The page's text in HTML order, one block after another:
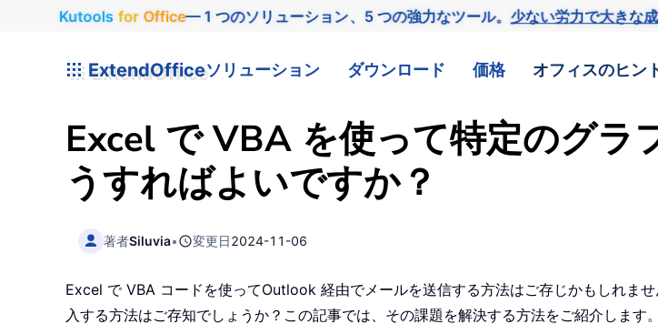
Kutools for Office— 1 つのソリューション、5 つの強力なツール。 少ない労力で大きな成
ExtendOfficeソリューション ダウンロード 価格 オフィスのヒン
Excel で VBA を使って特定のグラ
うすればよいですか？
著者Siluvia• 変更日2024-11-06
Excel で VBA コードを使ってOutlook 経由でメールを送信する方法はご存じかもしれま
入する方法はご存知でしょうか？この記事では、その課題を解決する方法をご紹介します。